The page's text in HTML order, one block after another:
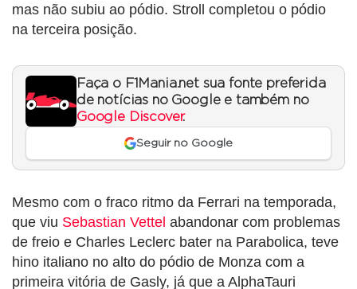
mas não subiu ao pódio. Stroll completou o pódio
na terceira posição.
Faça o F1Mania.net sua fonte preferida
de notícias no Google e também no
Google Discover.
Seguir no Google
Mesmo com o fraco ritmo da Ferrari na temporada,
que viu Sebastian Vettel abandonar com problemas
de freio e Charles Leclerc bater na Parabolica, teve
hino italiano no alto do pódio de Monza com a
primeira vitória de Gasly, já que a AlphaTauri